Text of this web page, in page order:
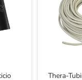
Thera-